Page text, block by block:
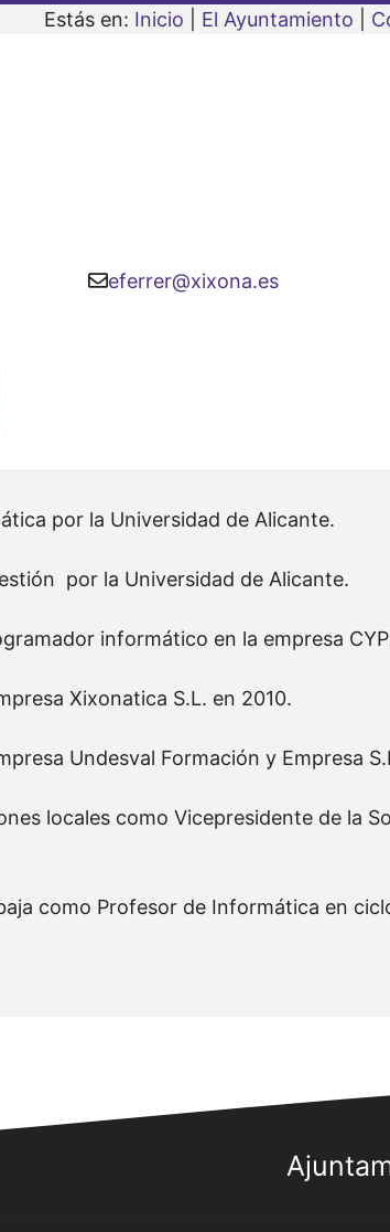
Estás en: Inicio El Ayuntamiento
eferrer@xixona.es
por la Universidad de Alicante.
por la Universidad de Alicante.
informático en la empresa
Xixonatica S.L. en 2010.
Undesval Formación y Empresa
locales como Vicepresidente de la
como Profesor de Informática en